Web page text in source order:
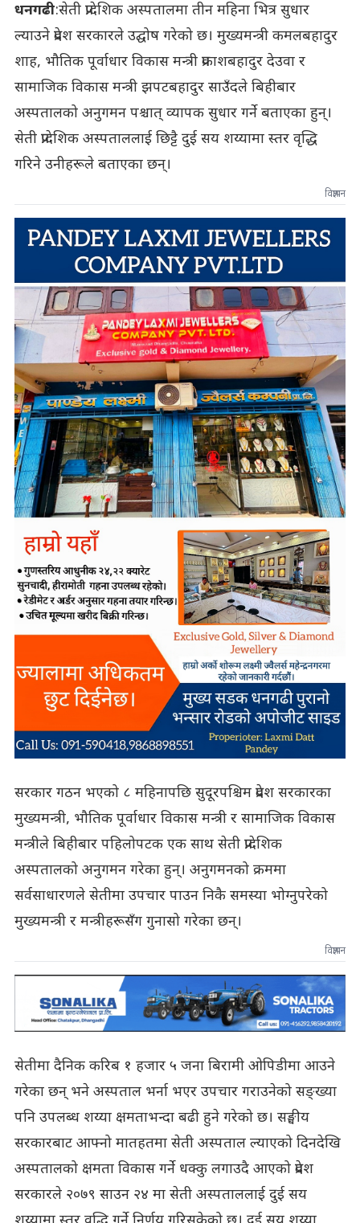
धनगढी:सेती प्रादेशिक अस्पतालमा तीन महिना भित्र सुधार
ल्याउने प्रदेश सरकारले उद्घोष गरेको छ। मुख्यमन्त्री कमलबहादुर
शाह, भौतिक पूर्वाधार विकास मन्त्री प्रकाशबहादुर देउवा र
सामाजिक विकास मन्त्री झपटबहादुर साउँदले बिहीबार
अस्पतालको अनुगमन पश्चात् व्यापक सुधार गर्ने बताएका हुन्।
सेती प्रादेशिक अस्पताललाई छिट्टै दुई सय शय्यामा स्तर वृद्धि
गरिने उनीहरूले बताएका छन्।
विज्ञापन
सरकार गठन भएको ८ महिनापछि सुदूरपश्चिम प्रदेश सरकारका
मुख्यमन्त्री, भौतिक पूर्वाधार विकास मन्त्री र सामाजिक विकास
मन्त्रीले बिहीबार पहिलोपटक एक साथ सेती प्रादेशिक
अस्पतालको अनुगमन गरेका हुन्। अनुगमनको क्रममा
सर्वसाधारणले सेतीमा उपचार पाउन निकै समस्या भोग्नुपरेको
मुख्यमन्त्री र मन्त्रीहरूसँग गुनासो गरेका छन्।
विज्ञापन
सेतीमा दैनिक करिब १ हजार ५ जना बिरामी ओपिडीमा आउने
गरेका छन् भने अस्पताल भर्ना भएर उपचार गराउनेको सङ्ख्या
पनि उपलब्ध शय्या क्षमताभन्दा बढी हुने गरेको छ। सङ्घीय
सरकारबाट आफ्नो मातहतमा सेती अस्पताल ल्याएको दिनदेखि
अस्पतालको क्षमता विकास गर्ने धक्कु लगाउदै आएको प्रदेश
सरकारले २०७९ साउन २४ मा सेती अस्पताललाई दुई सय